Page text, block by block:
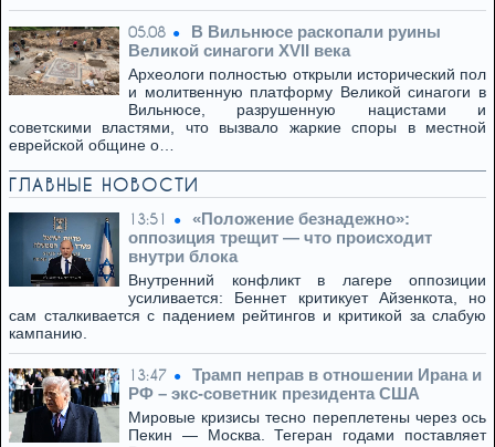
05.08
В Вильнюсе раскопали руины
Великой синагоги XVII века
Археологи полностью открыли исторический пол
и молитвенную платформу Великой синагоги в
Вильнюсе, разрушенную нацистами и
советскими властями, что вызвало жаркие споры в местной
еврейской общине о…
ГЛАВНЫЕ НОВОСТИ
13:51
«Положение безнадежно»:
оппозиция трещит — что происходит
внутри блока
Внутренний конфликт в лагере оппозиции
усиливается: Беннет критикует Айзенкота, но
сам сталкивается с падением рейтингов и критикой за слабую
кампанию.
13:47
Трамп неправ в отношении Ирана и
РФ – экс-советник президента США
Мировые кризисы тесно переплетены через ось
Пекин — Москва. Тегеран годами поставляет